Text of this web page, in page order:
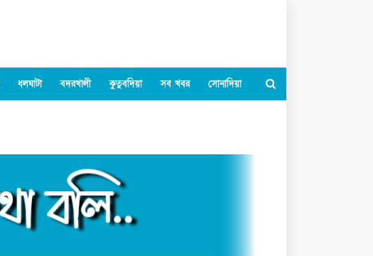
ধলঘাটা বদরখালী কুতুবদিয়া সব খবর সোনাদিয়া